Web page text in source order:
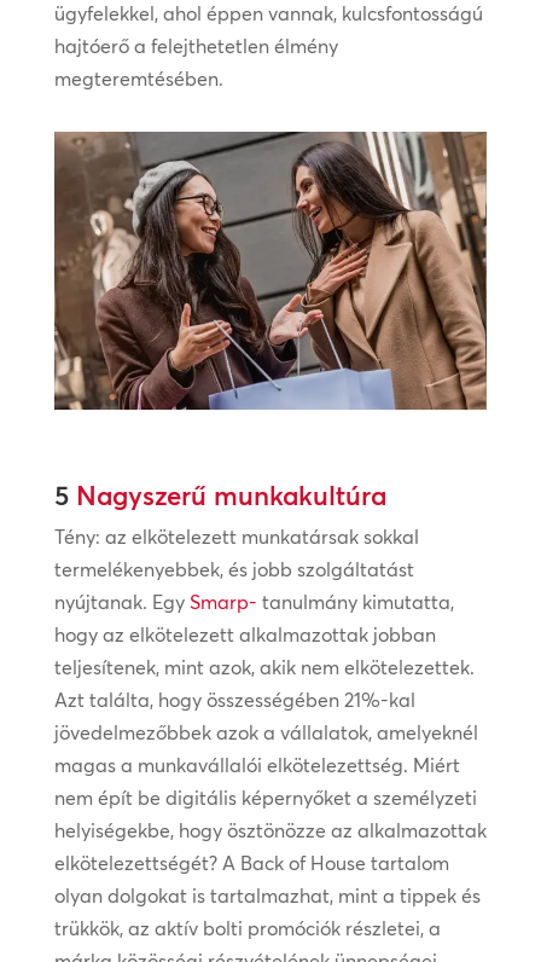
ügyfelekkel, ahol éppen vannak, kulcsfontosságú
hajtóerő a felejthetetlen élmény
megteremtésében.
5 Nagyszerű munkakultúra
Tény: az elkötelezett munkatársak sokkal
termelékenyebbek, és jobb szolgáltatást
nyújtanak. Egy Smarp- tanulmány kimutatta,
hogy az elkötelezett alkalmazottak jobban
teljesítenek, mint azok, akik nem elkötelezettek.
Azt találta, hogy összességében 21%-kal
jövedelmezőbbek azok a vállalatok, amelyeknél
magas a munkavállalói elkötelezettség. Miért
nem épít be digitális képernyőket a személyzeti
helyiségekbe, hogy ösztönözze az alkalmazottak
elkötelezettségét? A Back of House tartalom
olyan dolgokat is tartalmazhat, mint a tippek és
trükkök, az aktív bolti promóciók részletei, a